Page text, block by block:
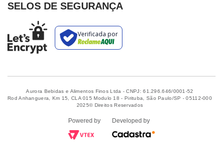
SELOS DE SEGURANÇA
Aurora Bebidas e Alimentos Finos Ltda - CNPJ: 61.296.646/0001-52
Rod Anhanguera, Km 15, CLA 015 Modulo 18 - Pirituba, São Paulo/SP - 05112-000
2025© Direitos Reservados
Powered by Developed by